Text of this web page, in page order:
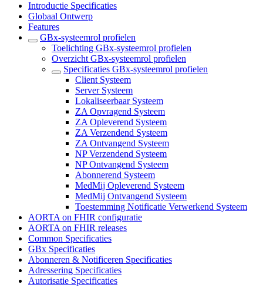
Introductie Specificaties
Globaal Ontwerp
Features
GBx-systeemrol profielen
Toelichting GBx-systeemrol profielen
Overzicht GBx-systeemrol profielen
Specificaties GBx-systeemrol profielen
Client Systeem
Server Systeem
Lokaliseerbaar Systeem
ZA Opvragend Systeem
ZA Opleverend Systeem
ZA Verzendend Systeem
ZA Ontvangend Systeem
NP Verzendend Systeem
NP Ontvangend Systeem
Abonnerend Systeem
MedMij Opleverend Systeem
MedMij Ontvangend Systeem
Toestemming Notificatie Verwerkend Systeem
AORTA on FHIR configuratie
AORTA on FHIR releases
Common Specificaties
GBx Specificaties
Abonneren & Notificeren Specificaties
Adressering Specificaties
Autorisatie Specificaties